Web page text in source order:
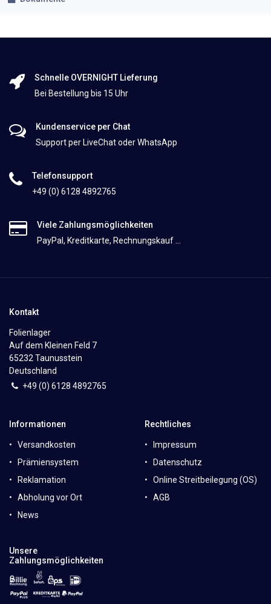
Schnelle OVERNIGHT Lieferung
Bei Bestellung bis 15 Uhr
Kundenservice per Chat
Support per LiveChat oder WhatsApp
Telefonsupport
+49 (0) 6128 4892765
Viele Zahlungsmöglichkeiten
PayPal, Kreditkarte, Rechnungskauf ...
Kontakt
Folienlager
Auf dem Kleinen Feld 7
65232 Taunusstein
Deutschland
+49 (0) 6128 4892765
Informationen
Versandkosten
Prämiensystem
Reklamation
Abholung vor Ort
News
Rechtliches
Impressum
Datenschutz
Online Streitbeilegung (OS)
AGB
Unsere
Zahlungsmöglichkeiten